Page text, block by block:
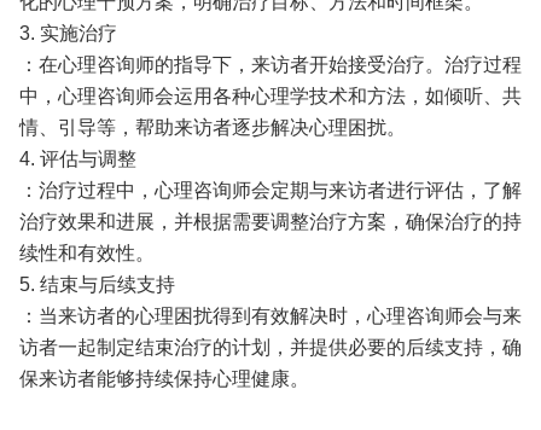
3. 实施治疗
：在心理咨询师的指导下，来访者开始接受治疗。治疗过程
中，心理咨询师会运用各种心理学技术和方法，如倾听、共
情、引导等，帮助来访者逐步解决心理困扰。
4. 评估与调整
：治疗过程中，心理咨询师会定期与来访者进行评估，了解
治疗效果和进展，并根据需要调整治疗方案，确保治疗的持
续性和有效性。
5. 结束与后续支持
：当来访者的心理困扰得到有效解决时，心理咨询师会与来
访者一起制定结束治疗的计划，并提供必要的后续支持，确
保来访者能够持续保持心理健康。